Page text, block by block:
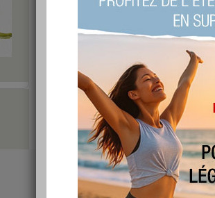
Suiv. ›
Je m’appelle
publié le 10/11/2009 à 17:06
Je m’appelle nacha et je souhaite perdre
veux une silhouette de reve j m plait comme
par rapports a mes formes c est a dire le
lire la suite